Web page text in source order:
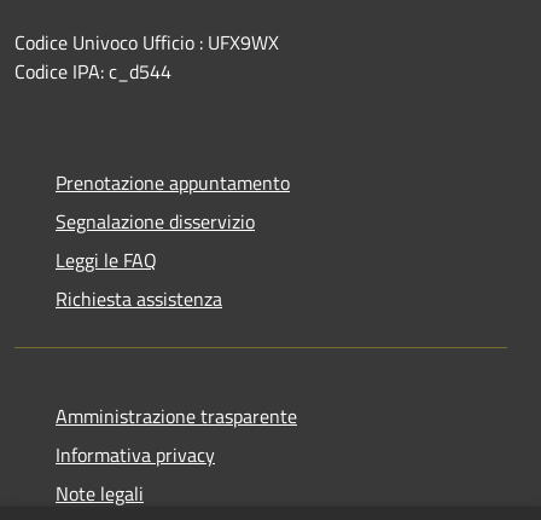
Codice Univoco Ufficio : UFX9WX
Codice IPA: c_d544
Prenotazione appuntamento
Segnalazione disservizio
Leggi le FAQ
Richiesta assistenza
Amministrazione trasparente
Informativa privacy
Note legali